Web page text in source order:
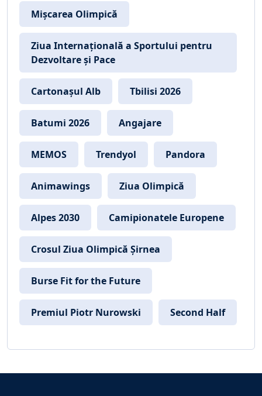
Mișcarea Olimpică
Ziua Internațională a Sportului pentru
Dezvoltare și Pace
Cartonașul Alb Tbilisi 2026
Batumi 2026 Angajare
MEMOS Trendyol Pandora
Animawings Ziua Olimpică
Alpes 2030 Camipionatele Europene
Crosul Ziua Olimpică Șirnea
Burse Fit for the Future
Premiul Piotr Nurowski Second Half